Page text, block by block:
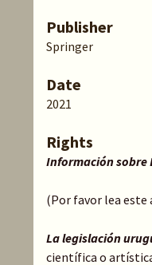
Publisher
Springer
Date
2021
Rights
Información sobre
(Por favor lea este
La legislación
científica o